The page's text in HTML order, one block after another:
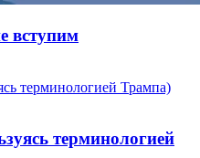
вступим
терминологией